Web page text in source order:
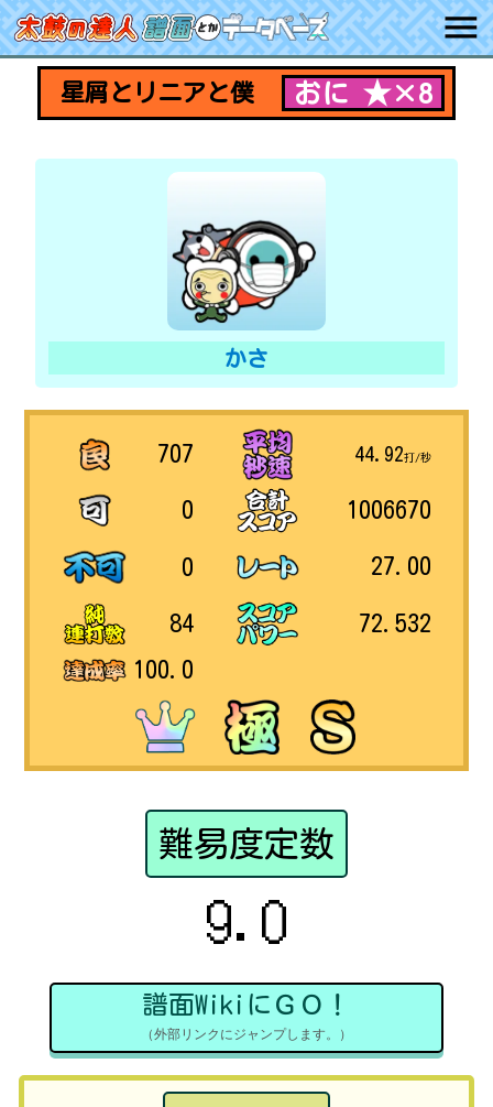
星屑とリニアと僕 おに ★×8
かさ
707
0
0
84
100.0
44.92打/秒
1006670
27.00
72.532
難易度定数
9.0
譜面WikiにＧＯ！
（外部リンクにジャンプします。）